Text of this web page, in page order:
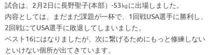
試合は、2月2日に長野聖子(本部）-53㎏に出場しました。
内容としては、まだまだ課題が一杯で、1回戦USA選手に勝利し、
2回戦にてUSA選手に敗退してしまいました。
ベスト16にはなりましたが、次に繋げるためにもっと修練しない
といけない個所が出てきています。